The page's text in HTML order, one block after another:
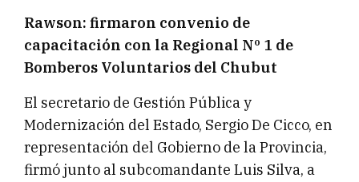
Rawson: firmaron convenio de
capacitación con la Regional Nº 1 de
Bomberos Voluntarios del Chubut
El secretario de Gestión Pública y
Modernización del Estado, Sergio De Cicco, en
representación del Gobierno de la Provincia,
firmó junto al subcomandante Luis Silva, a